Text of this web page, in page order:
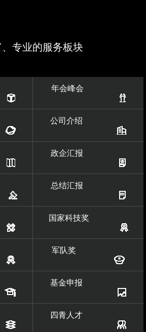
专业的服务板块
年会峰会
公司介绍
政企汇报
总结汇报
国家科技奖
军队奖
基金申报
四青人才